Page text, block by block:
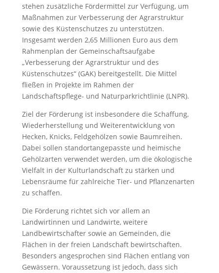
stehen zusätzliche Fördermittel zur Verfügung, um
Maßnahmen zur Verbesserung der Agrarstruktur
sowie des Küstenschutzes zu unterstützen.
Insgesamt werden 2,65 Millionen Euro aus dem
Rahmenplan der Gemeinschaftsaufgabe
„Verbesserung der Agrarstruktur und des
Küstenschutzes“ (GAK) bereitgestellt. Die Mittel
fließen in Projekte im Rahmen der
Landschaftspflege- und Naturparkrichtlinie (LNPR).
Ziel der Förderung ist insbesondere die Schaffung,
Wiederherstellung und Weiterentwicklung von
Hecken, Knicks, Feldgehölzen sowie Baumreihen.
Dabei sollen standortangepasste und heimische
Gehölzarten verwendet werden, um die ökologische
Vielfalt in der Kulturlandschaft zu stärken und
Lebensräume für zahlreiche Tier- und Pflanzenarten
zu schaffen.
Die Förderung richtet sich vor allem an
Landwirtinnen und Landwirte, weitere
Landbewirtschafter sowie an Gemeinden, die
Flächen in der freien Landschaft bewirtschaften.
Besonders angesprochen sind Flächen entlang von
Gewässern. Voraussetzung ist jedoch, dass sich